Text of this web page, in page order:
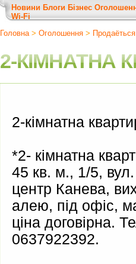
Новини Блоги Бізнес
Wi-Fi
Головна> Оголошення >
2-КІМНАТНА
2-кімнатна
*2- кімнатна
45 кв. м., 1/5,
центр Канева,
алею, під офіс,
ціна договірна.
0637922392.